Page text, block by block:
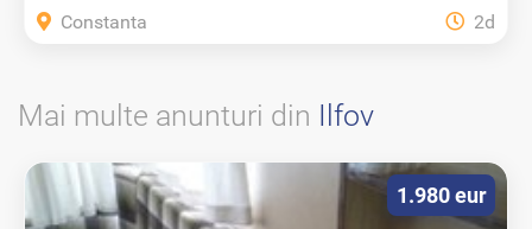
Constanta 2d
Mai multe anunturi din Ilfov
1.980 eur